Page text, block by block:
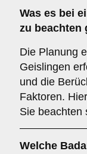
Was es bei
zu beachten
Die Planung
Geislingen
und die
Faktoren.
Sie beachten
Welche